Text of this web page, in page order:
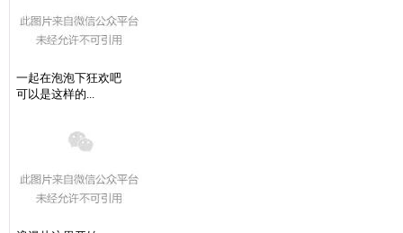
一起在泡泡下狂欢吧
可以是这样的...